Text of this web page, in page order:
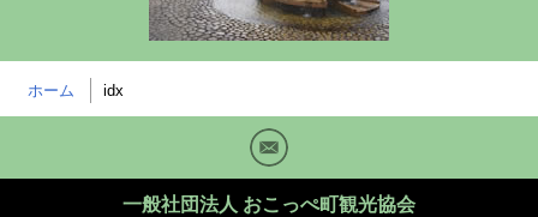
ホーム idx
Mail
一般社団法人 おこっぺ町観光協会